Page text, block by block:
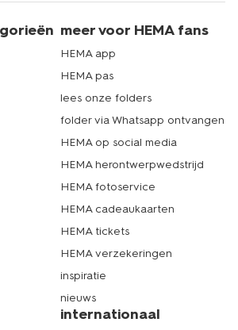
meer voor HEMA fans
HEMA app
HEMA pas
lees onze folders
folder via Whatsapp ontvangen
HEMA op social media
HEMA herontwerpwedstrijd
HEMA fotoservice
HEMA cadeaukaarten
HEMA tickets
HEMA verzekeringen
inspiratie
nieuws
internationaal